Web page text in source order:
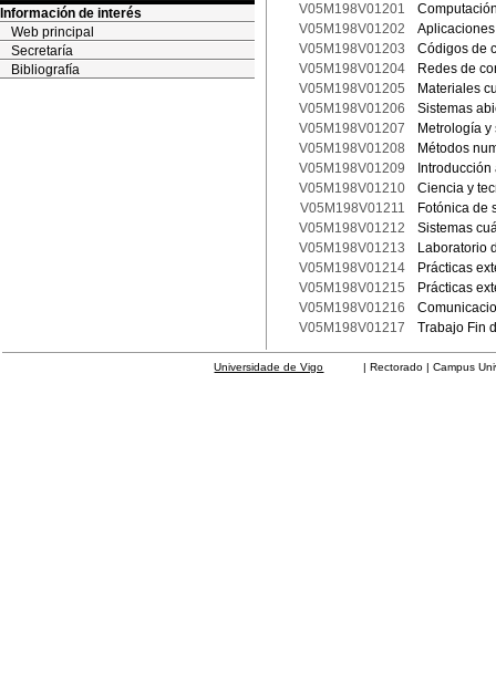
Información de interés
Web principal
Secretaría
Bibliografía
V05M198V01201
V05M198V01202
V05M198V01203
Códigos de
V05M198V01204
Redes de
V05M198V01205
Materiales
V05M198V01206
Sistemas
V05M198V01207
Metrología
V05M198V01208
Métodos
V05M198V01209
V05M198V01210
Ciencia y
V05M198V01211
Fotónica de
V05M198V01212
Sistemas
V05M198V01213
Laboratorio
V05M198V01214
Prácticas
V05M198V01215
Prácticas
V05M198V01216
V05M198V01217
Trabajo Fin
Universidade de Vigo | Rectorado | Campus